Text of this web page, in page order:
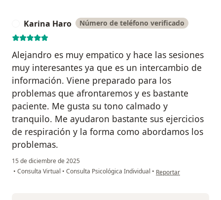
Karina Haro Número de teléfono verificado
Alejandro es muy empatico y hace las sesiones
muy interesantes ya que es un intercambio de
información. Viene preparado para los
problemas que afrontaremos y es bastante
paciente. Me gusta su tono calmado y
tranquilo. Me ayudaron bastante sus ejercicios
de respiración y la forma como abordamos los
problemas.
15 de diciembre de 2025
• Consulta Virtual • Consulta Psicológica Individual • en opinión del usuario
Reportar